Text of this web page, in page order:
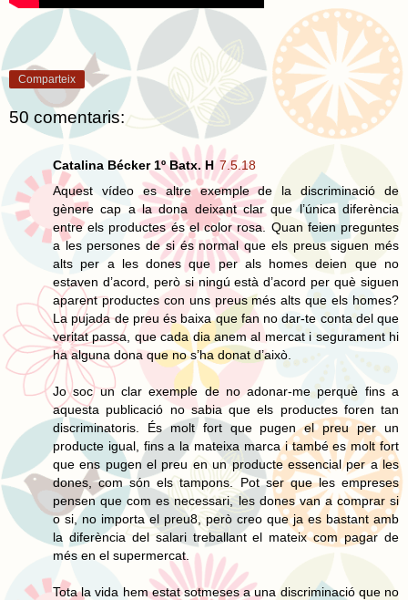
Comparteix
50 comentaris:
Catalina Bécker 1º Batx. H 7.5.18
Aquest vídeo es altre exemple de la discriminació de
gènere cap a la dona deixant clar que l’única diferència
entre els productes és el color rosa. Quan feien preguntes
a les persones de si és normal que els preus siguen més
alts per a les dones que per als homes deien que no
estaven d’acord, però si ningú està d’acord per què siguen
aparent productes con uns preus més alts que els homes?
La pujada de preu és baixa que fan no dar-te conta del que
veritat passa, que cada dia anem al mercat i segurament hi
ha alguna dona que no s’ha donat d’això.
Jo soc un clar exemple de no adonar-me perquè fins a
aquesta publicació no sabia que els productes foren tan
discriminatoris. És molt fort que pugen el preu per un
producte igual, fins a la mateixa marca i també es molt fort
que ens pugen el preu en un producte essencial per a les
dones, com són els tampons. Pot ser que les empreses
pensen que com es necessari, les dones van a comprar si
o si, no importa el preu8, però creo que ja es bastant amb
la diferència del salari treballant el mateix com pagar de
més en el supermercat.
Tota la vida hem estat sotmeses a una discriminació que no